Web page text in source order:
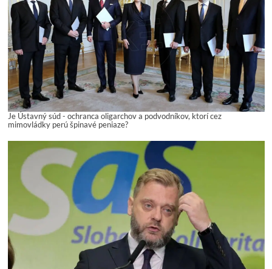
Je Ústavný súd - ochranca oligarchov a podvodníkov, ktorí cez
mimovládky perú špinavé peniaze?